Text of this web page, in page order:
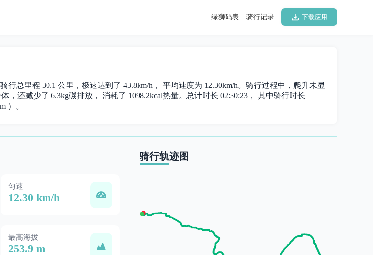
下载应用
骑行记录
绿狮码表
总里程 30.1 公里，极速达到了 43.8km/h， 平均速度为 12.30km/h。骑行过程中，爬升未显
，还减少了 6.3kg碳排放， 消耗了 1098.2kcal热量。总计时长 02:30:23， 其中骑行时长
）。
匀速
12.30 km/h
最高海拔
253.9 m
骑行轨迹图